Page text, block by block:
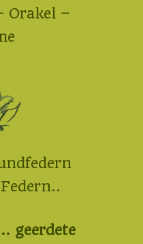
Orakel –
geerdete